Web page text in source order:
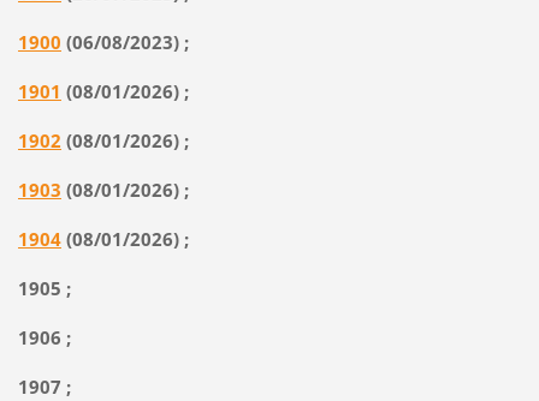
1900 (06/08/2023) ;
1901 (08/01/2026) ;
1902 (08/01/2026) ;
1903 (08/01/2026) ;
1904(08/01/2026) ;
1905 ;
1906 ;
1907 ;